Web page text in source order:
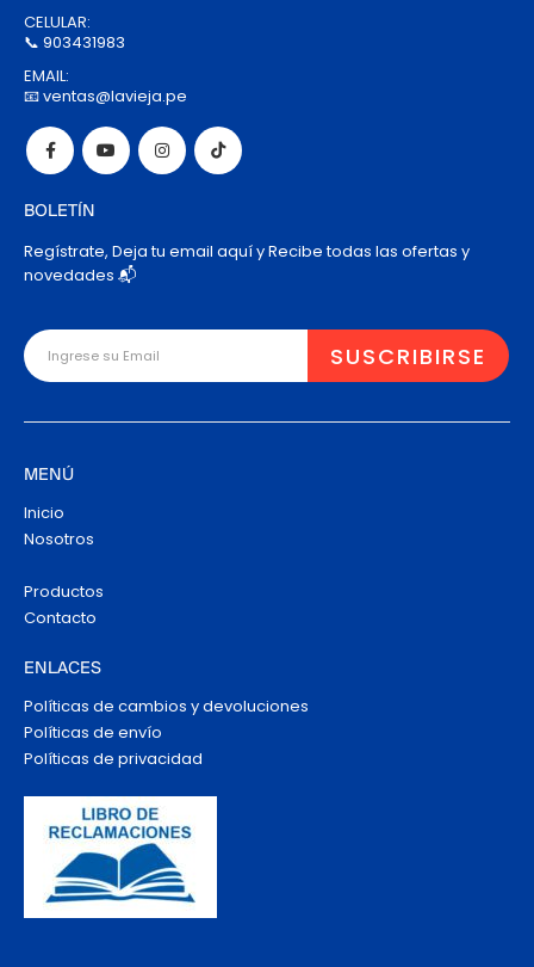
CELULAR:
📞 903431983
EMAIL:
📧 ventas@lavieja.pe
BOLETÍN
Regístrate, Deja tu email aquí y Recibe todas las ofertas y
novedades 📬
MENÚ
Inicio
Nosotros
Productos
Contacto
ENLACES
Políticas de cambios y devoluciones
Políticas de envío
Políticas de privacidad